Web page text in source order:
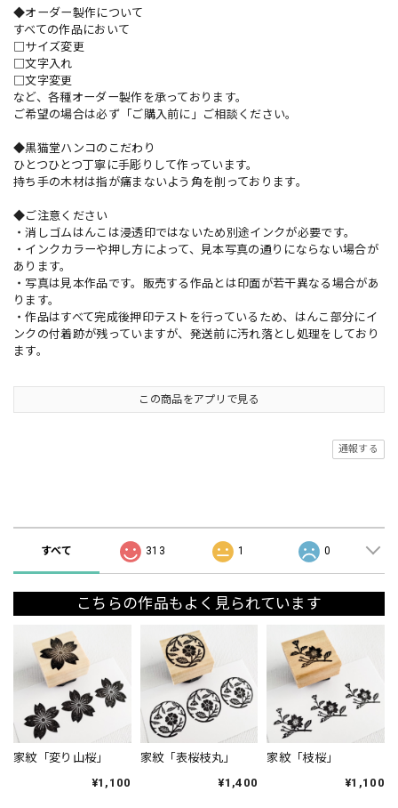
◆オーダー製作について
すべての作品において
□サイズ変更
□文字入れ
□文字変更
など、各種オーダー製作を承っております。
ご希望の場合は必ず「ご購入前に」ご相談ください。
◆黒猫堂ハンコのこだわり
ひとつひとつ丁寧に手彫りして作っています。
持ち手の木材は指が痛まないよう角を削っております。
◆ご注意ください
・消しゴムはんこは浸透印ではないため別途インクが必要です。
・インクカラーや押し方によって、見本写真の通りにならない場合が
あります。
・写真は見本作品です。販売する作品とは印面が若干異なる場合があ
ります。
・作品はすべて完成後押印テストを行っているため、はんこ部分にイ
ンクの付着跡が残っていますが、発送前に汚れ落とし処理をしており
ます。
この商品をアプリで見る
通報する
すべて 313 1 0
こちらの作品もよく見られています
家紋「変り山桜」
¥1,100
家紋「表桜枝丸」
¥1,400
家紋「枝桜」
¥1,100